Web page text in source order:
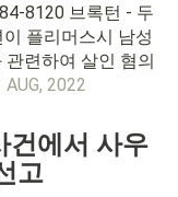
8120 브록턴 - 두
플리머스시 남성
련하여 살인 혐의
AUG, 2022
건에서 사우
고